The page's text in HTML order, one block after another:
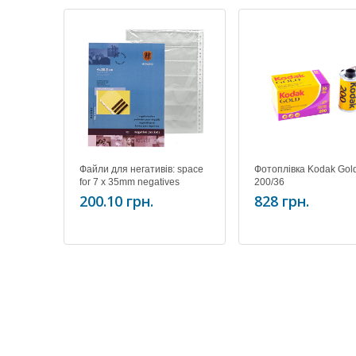
Файли для негативів: space
for 7 x 35mm negatives
(10шт) ціна за упаковку
200.10 грн.
Фотоплівка Kodak
200/36
828 грн.